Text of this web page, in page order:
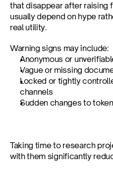
that disappear after raising
usually depend on hype
real utility.
Warning signs may include:
Anonymous or
Vague or missing
Locked or tightly
channels
Sudden changes to
Taking time to research
with them significantly